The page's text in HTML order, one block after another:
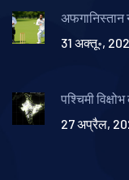
अफगानिस्तान
31 अक्तू॰,
पश्चिमी
27 अप्रैल,